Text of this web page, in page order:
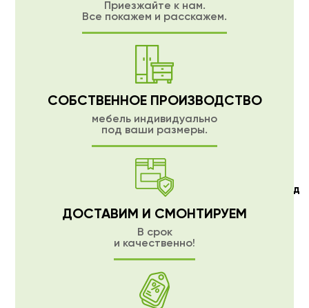
индивидуальное производство под
Приезжайте к нам.
Все покажем и расскажем.
СОБСТВЕННОЕ ПРОИЗВОДСТВО
мебель индивидуально
под ваши размеры.
ДОСТАВИМ И СМОНТИРУЕМ
В срок
и качественно!